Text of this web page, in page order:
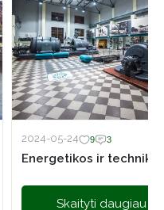
2024-05-24 9 3
Skaityti daugiau